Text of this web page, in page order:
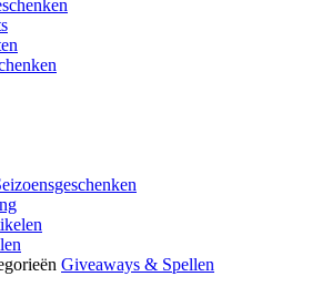
Giveaways & Spellen